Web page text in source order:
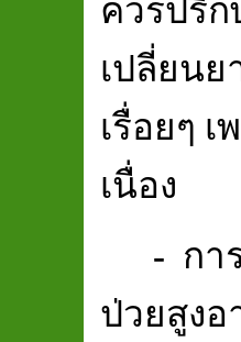
ควรปรึ
เปลี่ยนย
เรื่อยๆ
เนื่อง
- กา
ป่วยสูงอ